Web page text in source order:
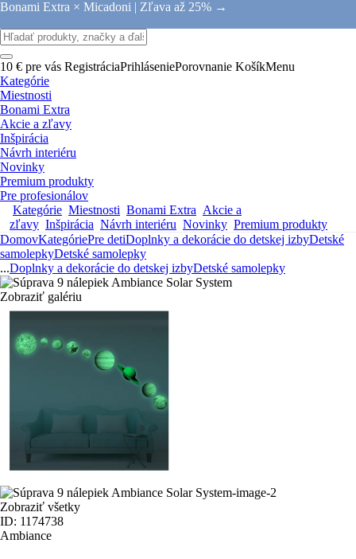
Bonami Extra × Micadoni | Zľava až 25% →
10 € pre vás RegistráciaPrihláseniePorovnanie KošíkMenu
Kategórie
Miestnosti
Bonami Extra
Akcie a zľavy
Inšpirácia
Návrh interiéru
Novinky
Premium produkty
Pre profesionálov
Kategórie Miestnosti Bonami Extra Akcie a
zľavy Inšpirácia Návrh interiéru Novinky Premium produkty
DomovKategóriePre detiDoplnky a dekorácie do detskej izbyDetské
samolepkyDetské samolepky
...Doplnky a dekorácie do detskej izbyDetské samolepky
Zobraziť galériu
Zobraziť všetky
ID: 1174738
Ambiance